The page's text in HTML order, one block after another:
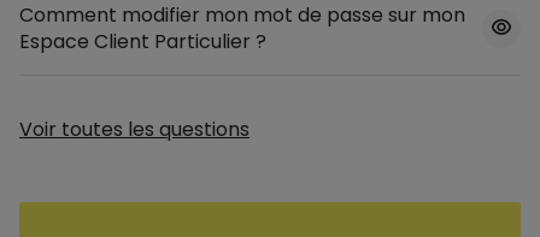
Comment modifier mon mot de passe sur mon
Espace Client Particulier ?
Voir toutes les questions